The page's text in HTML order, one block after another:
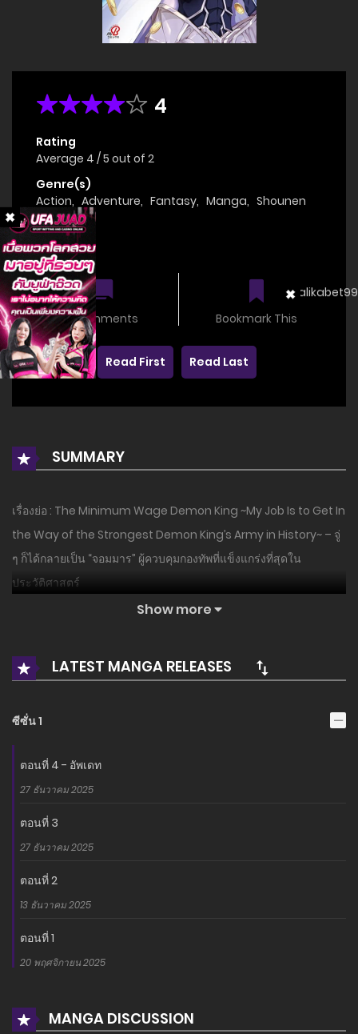
4
Rating
Average 4 /5 out of 2
Genre(s)
Action, Adventure, Fantasy, Manga, Shounen
Status
OnGoing
0 comments Bookmark This
Read First Read Last
SUMMARY
เรื่องย่อ : The Minimum Wage Demon King ~My Job Is to Get In
the Way of the Strongest Demon King’s Army in History~ – จู่
ๆ ก็ได้กลายเป็น “จอมมาร” ผู้ควบคุมกองทัพที่แข็งแกร่งที่สุดใน
ประวัติศาสตร์
อ่านเรื่องนี้ก่อนใครได้ที่ MANGA-LC.NET เท่านั้น!
Show more
LATEST MANGA RELEASES
ซีซั่น 1
ตอนที่ 4 - อัพเดท
27 ธันวาคม 2025
ตอนที่ 3
27 ธันวาคม 2025
ตอนที่ 2
13 ธันวาคม 2025
ตอนที่ 1
20 พฤศจิกายน 2025
MANGA DISCUSSION